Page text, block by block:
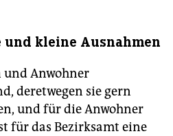
und kleine Ausnahmen
und Anwohner
deretwegen sie gern
und für die Anwohner
für das Bezirksamt eine